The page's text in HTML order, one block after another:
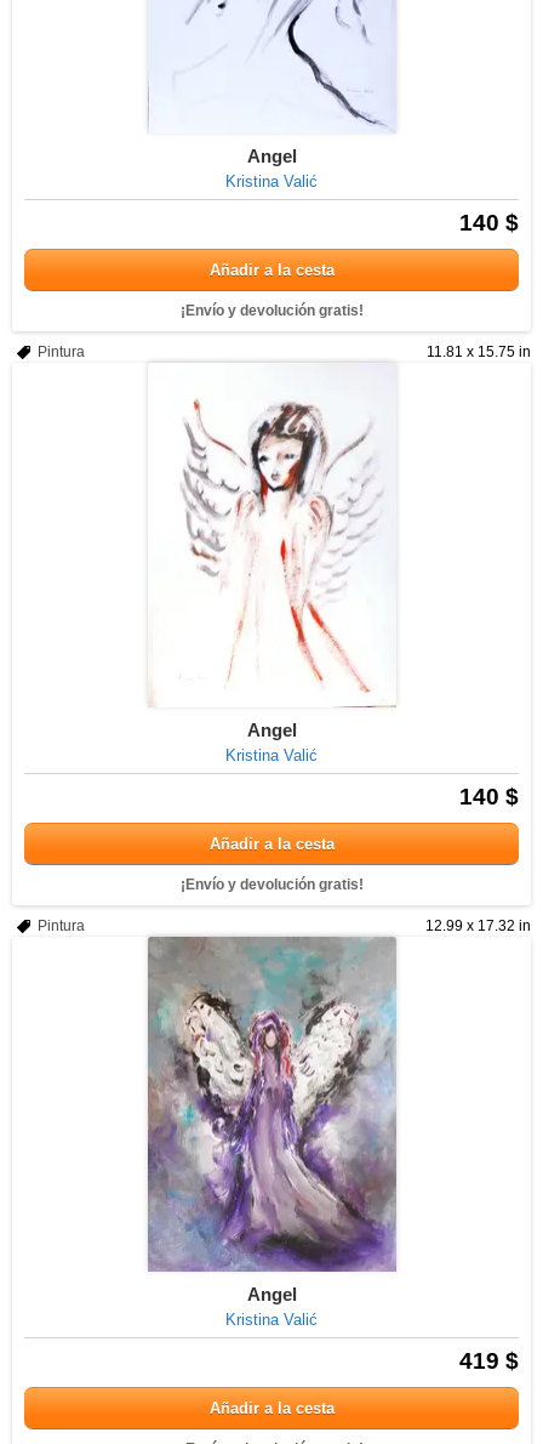
Angel
Kristina Valić
140 $
Añadir a la cesta
¡Envío y devolución gratis!
11.81 x 15.75 in
Pintura
Angel
Kristina Valić
140 $
Añadir a la cesta
¡Envío y devolución gratis!
12.99 x 17.32 in
Pintura
Angel
Kristina Valić
419 $
Añadir a la cesta